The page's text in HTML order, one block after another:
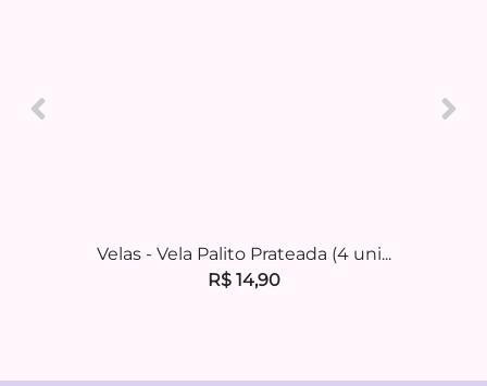
Velas - Vela Palito Prateada (4 uni...
R$ 14,90